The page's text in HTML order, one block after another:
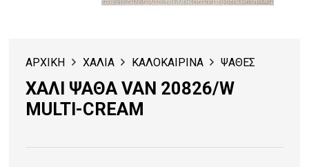
ΑΡΧΙΚΗ ΧΑΛΙΑ ΚΑΛΟΚΑΙΡΙΝΑ ΨΑΘΕΣ
ΧΑΛΙ ΨΑΘΑ VAN 20826/W
MULTI-CREAM